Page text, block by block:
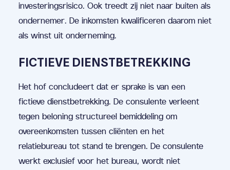
investeringsrisico. Ook treedt zij niet naar buiten als
ondernemer. De inkomsten kwalificeren daarom niet
als winst uit onderneming.
FICTIEVE DIENSTBETREKKING
Het hof concludeert dat er sprake is van een
fictieve dienstbetrekking. De consulente verleent
tegen beloning structureel bemiddeling om
overeenkomsten tussen cliënten en het
relatiebureau tot stand te brengen. De consulente
werkt exclusief voor het bureau, wordt niet